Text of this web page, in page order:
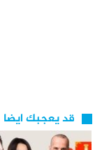
قد يعجبك ايضا